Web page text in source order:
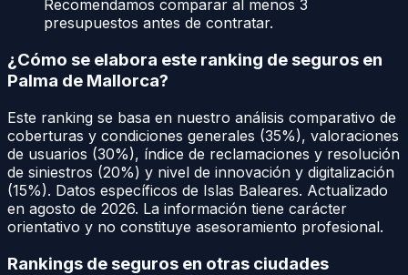
Recomendamos comparar al menos 3
presupuestos antes de contratar.
¿Cómo se elabora este ranking de seguros en
Palma de Mallorca?
Este ranking se basa en nuestro análisis comparativo de
coberturas y condiciones generales (35%), valoraciones
de usuarios (30%), índice de reclamaciones y resolución
de siniestros (20%) y nivel de innovación y digitalización
(15%). Datos específicos de Islas Baleares. Actualizado
en agosto de 2026. La información tiene carácter
orientativo y no constituye asesoramiento profesional.
Rankings de seguros en otras ciudades